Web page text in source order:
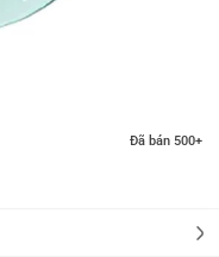
Đã bán 500+